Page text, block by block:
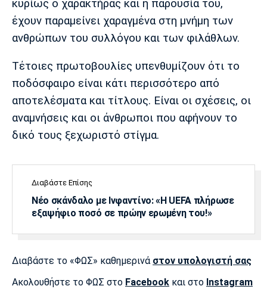
Λίβερπουλ
Μάντσεστερ
Σίτι
Γιουβέντους
Μίλαν
Μπορούσια
Παρί Σεν
Μαρσέιγ
Μονακό
Ερυθρός
Τότεναμ
κυρίως ο χαρακτήρας και η παρουσία του,
έχουν παραμείνει χαραγμένα στη μνήμη των
ανθρώπων του συλλόγου και των φιλάθλων.
Τέτοιες πρωτοβουλίες υπενθυμίζουν ότι το
ποδόσφαιρο είναι κάτι περισσότερο από
αποτελέσματα και τίτλους. Είναι οι σχέσεις, οι
αναμνήσεις και οι άνθρωποι που αφήνουν το
δικό τους ξεχωριστό στίγμα.
Διαβάστε Επίσης
Νέο σκάνδαλο με Ινφαντίνο: «Η UEFA πλήρωσε
εξαψήφιο ποσό σε πρώην ερωμένη του!»
Διαβάστε το «ΦΩΣ» καθημερινά στον υπολογιστή σας
Ακολουθήστε το ΦΩΣ στο Facebook και στο Instagram